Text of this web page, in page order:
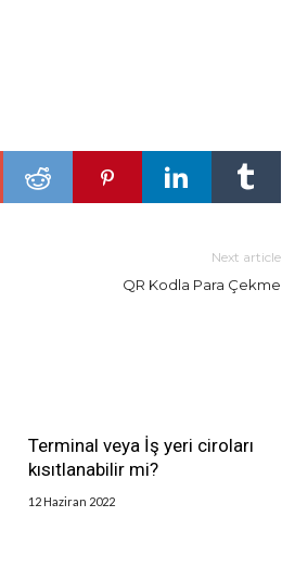
Next article
QR Kodla Para Çekme
Terminal veya İş yeri ciroları
kısıtlanabilir mi?
12 Haziran 2022